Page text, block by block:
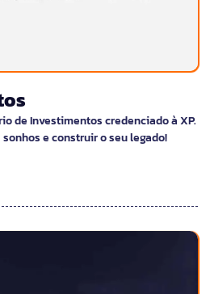
de Investimentos credenciado à XP.
e construir o seu legado!